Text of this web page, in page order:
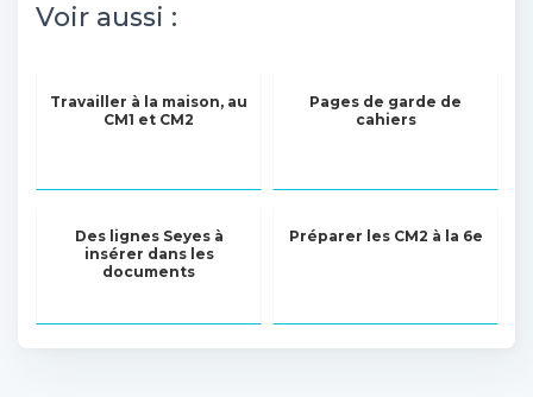
Voir aussi :
Travailler à la maison, au
CM1 et CM2
Pages de garde de
cahiers
Des lignes Seyes à
insérer dans les
documents
Préparer les CM2 à la 6e